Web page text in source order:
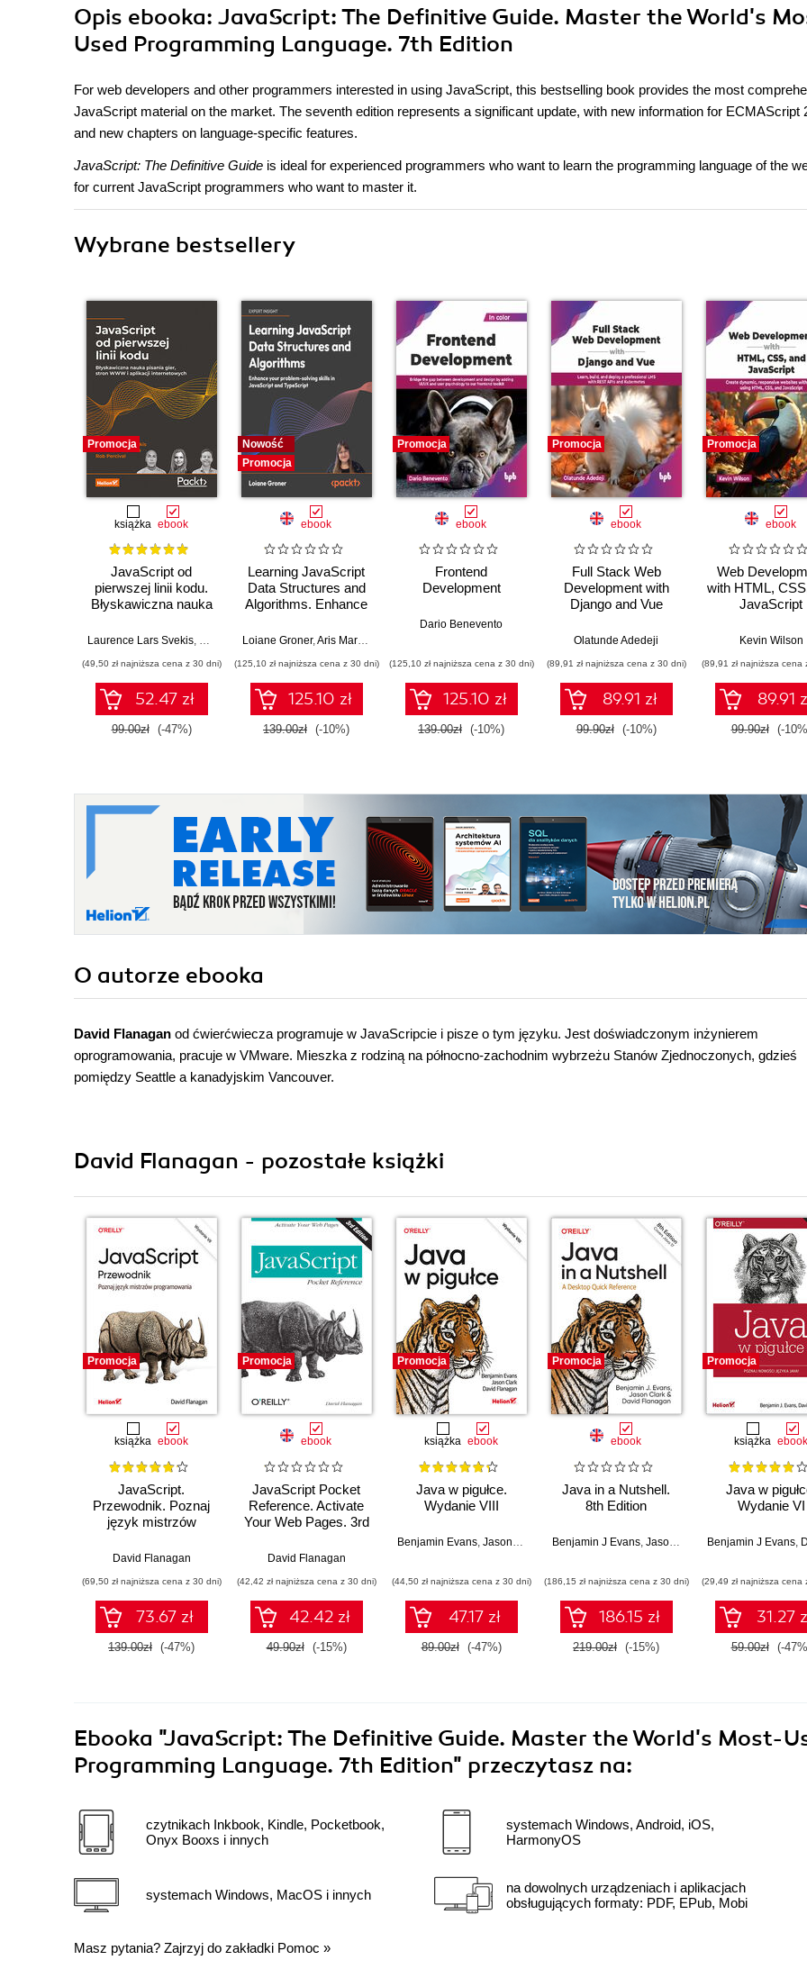
Opis ebooka: JavaScript: The Definitive Guide. Master the World's
Used Programming Language. 7th Edition
For web developers and other programmers interested in using JavaScript, this bestselling book provides the most
JavaScript material on the market. The seventh edition represents a significant update, with new information for ECMAScript
and new chapters on language-specific features.
JavaScript: The Definitive Guide is ideal for experienced programmers who want to learn the programming language of the
for current JavaScript programmers who want to master it.
Wybrane bestsellery
Promocja
książka ebook
JavaScript od
pierwszej linii kodu.
Błyskawiczna nauka
WWW i aplikacji
Laurence Lars Svekis, Maaike van Putten,Rob Percival
(49,50 zł najniższa cena z 30 dni)
52.47 zł
99.00zł (-47%)
Nowość
Promocja
ebook
Learning JavaScript
Data Structures and
Algorithms. Enhance
skills in JavaScript
Fourth Edition
Loiane Groner,Aris Markogiannakis
(125,10 zł najniższa cena z 30 dni)
125.10 zł
139.00zł (-10%)
Promocja
ebook
Frontend
Development
Dario Benevento
(125,10 zł najniższa cena z 30 dni)
125.10 zł
139.00zł (-10%)
Promocja
ebook
Full Stack Web
Development with
Django and Vue
Olatunde Adedeji
(89,91 zł najniższa cena z 30 dni)
89.91 zł
99.90zł (-10%)
Promocja
ebook
Web
with HTML,
JavaScript
Kevin Wilson
(89,91 zł najniższa cena
89.91
99.90zł (-
O autorze ebooka
David Flanagan od ćwierćwiecza programuje w JavaScripcie i pisze o tym języku. Jest doświadczonym inżynierem
oprogramowania, pracuje w VMware. Mieszka z rodziną na północno-zachodnim wybrzeżu Stanów Zjednoczonych, gdzieś
pomiędzy Seattle a kanadyjskim Vancouver.
David Flanagan - pozostałe książki
Promocja
książka ebook
JavaScript.
Przewodnik. Poznaj
język mistrzów
Wydanie VII
David Flanagan
(69,50 zł najniższa cena z 30 dni)
73.67 zł
139.00zł (-47%)
Promocja
ebook
JavaScript Pocket
Reference. Activate
Your Web Pages. 3rd
David Flanagan
(42,42 zł najniższa cena z 30 dni)
42.42 zł
49.90zł (-15%)
Promocja
książka ebook
Java w pigułce.
Wydanie VIII
Benjamin Evans Jason Clark David Flanagan
(44,50 zł najniższa cena z 30 dni)
47.17 zł
89.00zł (-47%)
Promocja
ebook
Java in a Nutshell.
8th Edition
Benjamin J Evans Jason Clark ,David Flanagan
(186,15 zł najniższa cena z 30 dni)
186.15 zł
219.00zł (-15%)
Promocja
książka ebook
Java w
Wydanie VI
Benjamin J Evans
(29,49 zł najniższa cena
31.27
59.00zł (-
Ebooka "JavaScript: The Definitive Guide. Master the World's Most-
Programming Language. 7th Edition" przeczytasz na:
czytnikach Inkbook, Kindle, Pocketbook,
Onyx Booxs i innych
systemach Windows, MacOS i innych
systemach Windows, Android, iOS,
HarmonyOS
na dowolnych urządzeniach i aplikacjach
obsługujących formaty: PDF, EPub, Mobi
Masz pytania? Zajrzyj do zakładki Pomoc »